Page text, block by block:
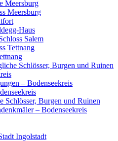
Meersburg
Meersburg
Haus
Salem
Tettnang
Schlösser, Burgen und Ruinen
– Bodenseekreis
Schlösser, Burgen und Ruinen
– Bodenseekreis
Ingolstadt